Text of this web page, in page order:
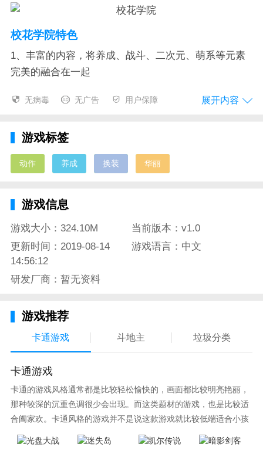
校花学院特色
1、丰富的内容，将养成、战斗、二次元、萌系等元素
完美的融合在一起
2、二次元的世界，你可以修炼很多的魔法，在指尖自
3、多条主线剧情，唯美的场景，个性十足的美少女，
让你感受其中的巅峰战斗
4、你可以在校园中邂逅各种大师级别的女神，组合华
紧抓宅男的内心，时下屌丝逆袭的心理，为你打造热血
修真，暴爽技能，一键换装!福利满满，凹凸对战。热
斗方式，守卫校园，更多羁绊，福利爆表。
无病毒 无广告 用户保障 展开内容
游戏标签
动作 养成 换装 华丽
游戏信息
游戏大小：324.10M
当前版本：v1.0
更新时间：2019-08-14
14:56:12
游戏语言：中文
研发厂商：暂无资料
游戏推荐
卡通游戏 斗地主 垃圾分类
卡通游戏
卡通的游戏风格通常都是比较轻松愉快的，画面都比较明亮艳丽，
那种较深的沉重色调很少会出现。而这类题材的游戏，也是比较适
合阖家欢。卡通风格的游戏并不是说这款游戏就比较低端适合小孩
子玩，因为很多游戏厂商会故意把游戏中添加进入卡通元素，这也